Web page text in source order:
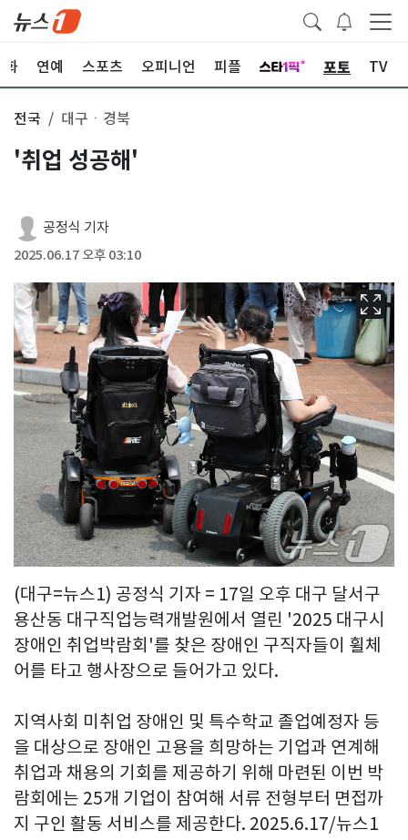
화 연예 스포츠 오피니언 피플 포토 TV
전국 대구ㆍ경북
'취업 성공해'
공정식 기자
2025.06.17 오후 03:10
(대구=뉴스1) 공정식 기자 = 17일 오후 대구 달서구
용산동 대구직업능력개발원에서 열린 '2025 대구시
장애인 취업박람회'를 찾은 장애인 구직자들이 휠체
어를 타고 행사장으로 들어가고 있다.
지역사회 미취업 장애인 및 특수학교 졸업예정자 등
을 대상으로 장애인 고용을 희망하는 기업과 연계해
취업과 채용의 기회를 제공하기 위해 마련된 이번 박
람회에는 25개 기업이 참여해 서류 전형부터 면접까
지 구인 활동 서비스를 제공한다. 2025.6.17/뉴스1